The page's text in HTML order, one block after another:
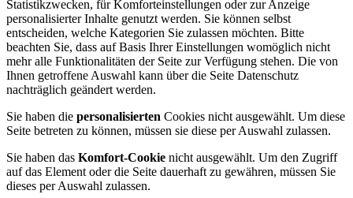
Statistikzwecken, für Komforteinstellungen oder zur Anzeige
personalisierter Inhalte genutzt werden. Sie können selbst
entscheiden, welche Kategorien Sie zulassen möchten. Bitte
beachten Sie, dass auf Basis Ihrer Einstellungen womöglich nicht
mehr alle Funktionalitäten der Seite zur Verfügung stehen. Die von
Ihnen getroffene Auswahl kann über die Seite Datenschutz
nachträglich geändert werden.
Sie haben die personalisierten Cookies nicht ausgewählt. Um diese
Seite betreten zu können, müssen sie diese per Auswahl zulassen.
Sie haben das Komfort-Cookie nicht ausgewählt. Um den Zugriff
auf das Element oder die Seite dauerhaft zu gewähren, müssen Sie
dieses per Auswahl zulassen.